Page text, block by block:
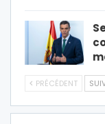
PRÉCÉDENT